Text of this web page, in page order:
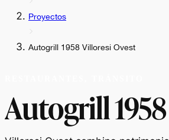
Proyectos
Autogrill 1958 Villoresi Ovest
Autogrill